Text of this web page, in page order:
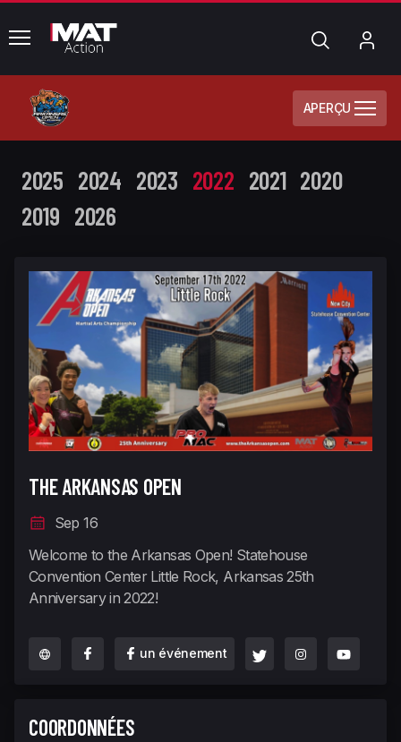
common.menu Chercher
APERÇU
2025 2024 2023 2022 2021 2020
2019 2026
THE ARKANSAS OPEN
Sep 16
Welcome to the Arkansas Open! Statehouse
Convention Center Little Rock, Arkansas 25th
Anniversary in 2022!
un événement
COORDONNÉES